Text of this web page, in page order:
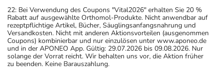
22: Bei Verwendung des Coupons "Vital2026" erhalten Sie 20 %
Rabatt auf ausgewählte Orthomol-Produkte. Nicht anwendbar auf
rezeptpflichtige Artikel, Bücher, Säuglingsanfangsnahrung und
Versandkosten. Nicht mit anderen Aktionsvorteilen (ausgenommen
Coupons) kombinierbar und nur einzulösen unter www.aponeo.de
und in der APONEO App. Gültig: 29.07.2026 bis 09.08.2026. Nur
solange der Vorrat reicht. Wir behalten uns vor, die Aktion früher
zu beenden. Keine Barauszahlung.